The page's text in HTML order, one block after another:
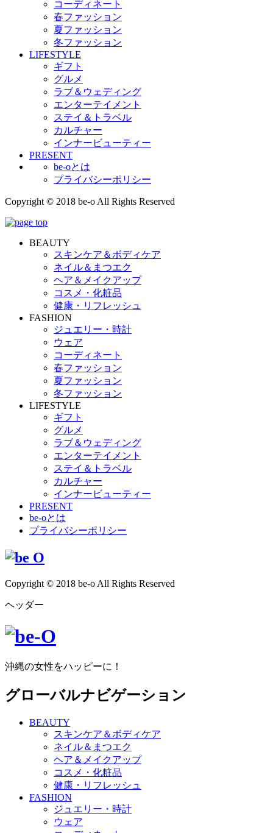
コーディネート
春ファッション
夏ファッション
冬ファッション
LIFESTYLE
ギフト
グルメ
ラブ＆ウェディング
エンターテイメント
ステイ＆トラベル
カルチャー
インナービューティー
PRESENT
be-oとは
プライバシーポリシー
Copyright © 2018 be-o All Rights Reserved
BEAUTY
スキンケア＆ボディケア
ネイル＆まつエク
ヘア＆メイクアップ
コスメ・化粧品
健康・リフレッシュ
FASHION
ジュエリー・時計
ウェア
コーディネート
春ファッション
夏ファッション
冬ファッション
LIFESTYLE
ギフト
グルメ
ラブ＆ウェディング
エンターテイメント
ステイ＆トラベル
カルチャー
インナービューティー
PRESENT
be-oとは
プライバシーポリシー
Copyright © 2018 be-o All Rights Reserved
ヘッダー
沖縄の女性をハッピーに！
グローバルナビゲーション
BEAUTY
スキンケア＆ボディケア
ネイル＆まつエク
ヘア＆メイクアップ
コスメ・化粧品
健康・リフレッシュ
FASHION
ジュエリー・時計
ウェア